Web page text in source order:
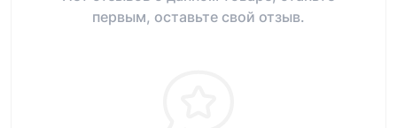
первым, оставьте свой отзыв.